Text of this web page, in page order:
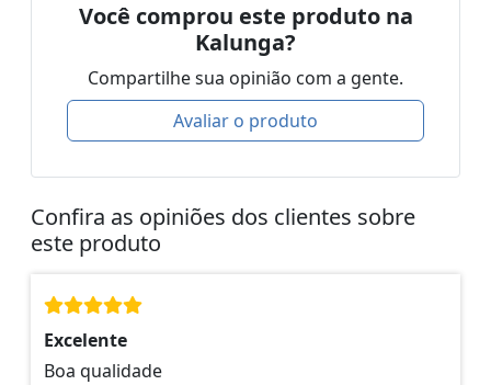
Você comprou este produto na
Kalunga?
Compartilhe sua opinião com a gente.
Avaliar o produto
Confira as opiniões dos clientes sobre
este produto
Excelente
Boa qualidade